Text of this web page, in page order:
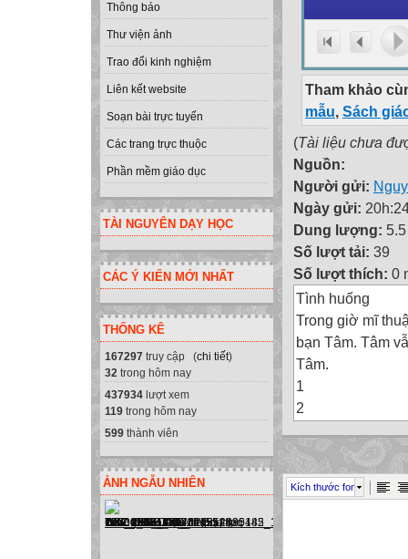
Thông báo
Thư viện ảnh
Trao đổi kinh nghiệm
Liên kết website
Soạn bài trực tuyến
Các trang trực thuộc
Phần mềm giáo dục
TÀI NGUYÊN DẠY HỌC
CÁC Ý KIẾN MỚI NHẤT
THỐNG KÊ
167297 truy cập (chi tiết)
32 trong hôm nay
437934 lượt xem
119 trong hôm nay
599 thành viên
ẢNH NGẪU NHIÊN
Tham khảo
mẫu, Sách
(Tài liệu chưa
Nguồn:
Người gửi:
Ngày gửi:
Dung lượng:
Số lượt tải: 39
Số lượt thích: 0
Tình huống
Trong giờ mĩ
bạn Tâm. Tâm
Tâm.
1
2
3
1
2
Kích thước font